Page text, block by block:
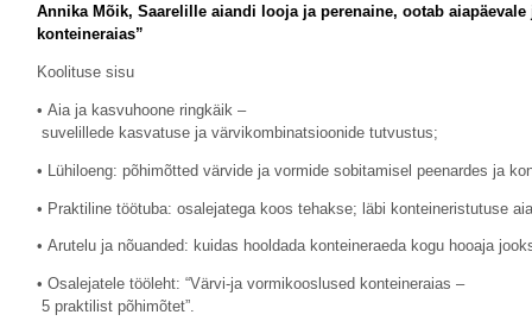
Annika Mõik, Saarelille aiandi looja ja perenaine, ootab aiapäevale
konteineraias”
Koolituse sisu
• Aia ja kasvuhoone ringkäik –
suvelillede kasvatuse ja värvikombinatsioonide tutvustus;
• Lühiloeng: põhimõtted värvide ja vormide sobitamisel peenardes ja
• Praktiline töötuba: osalejatega koos tehakse; läbi konteineristutuse
• Arutelu ja nõuanded: kuidas hooldada konteineraeda kogu hooaja
• Osalejatele tööleht: “Värvi-ja vormikooslused konteineraias –
5 praktilist põhimõtet”.